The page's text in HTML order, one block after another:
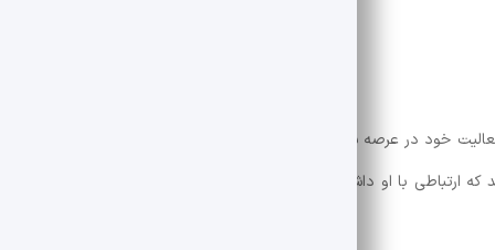
خود در عرصه سینما گفت. او که دومین فیلمش؛ «نازنین» را با بازی
با او داشته باشد یا نه، گفت: «خاطرم نیست چه زمانی بود اما